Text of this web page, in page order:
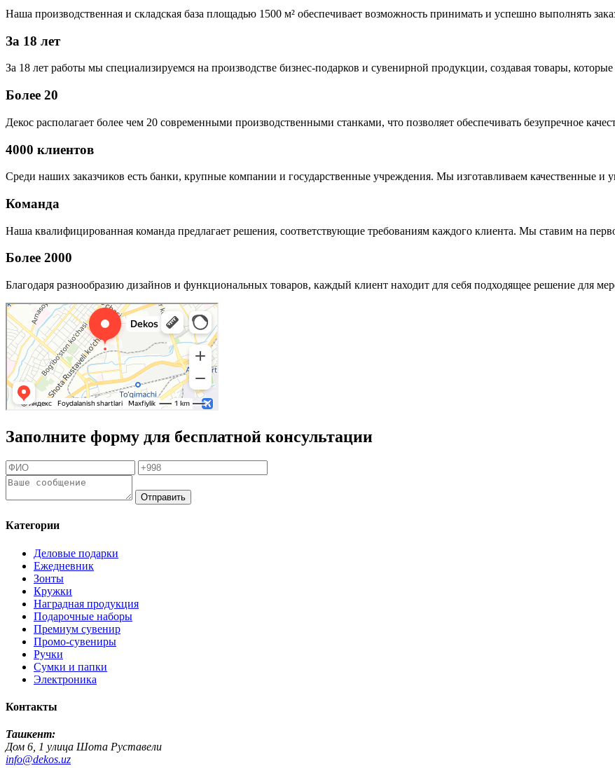
Наша производственная и складская база площадью 1500 м² обеспечивает возможность принимать и успешно выполнять
За 18 лет
За 18 лет работы мы специализируемся на производстве бизнес-подарков и сувенирной продукции, создавая товары,
Более 20
Декос располагает более чем 20 современными производственными станками, что позволяет обеспечивать безупречное
4000 клиентов
Среди наших заказчиков есть банки, крупные компании и государственные учреждения. Мы изготавливаем качественные и
Команда
Наша квалифицированная команда предлагает решения, соответствующие требованиям каждого клиента. Мы ставим на
Более 2000
Благодаря разнообразию дизайнов и функциональных товаров, каждый клиент находит для себя подходящее решение для
Заполните форму для бесплатной консультации
Отправить
Категории
Деловые подарки
Ежедневник
Зонты
Кружки
Наградная продукция
Подарочные наборы
Премиум сувенир
Промо-сувениры
Ручки
Сумки и папки
Электроника
Контакты
Ташкент:
Дом 6, 1 улица Шота Руставели
info@dekos.uz